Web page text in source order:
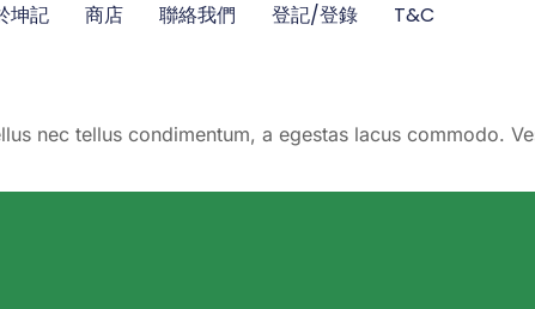
坤記 商店 聯絡我們 登記/登錄 T&C
nec tellus condimentum, a egestas lacus commodo.